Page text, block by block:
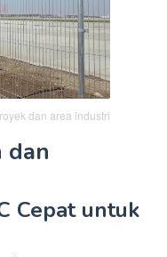
dan area industri
dan
Cepat untuk